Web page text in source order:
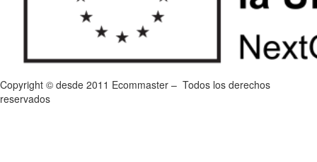
Copyright © desde 2011 Ecommaster – Todos los derechos
reservados